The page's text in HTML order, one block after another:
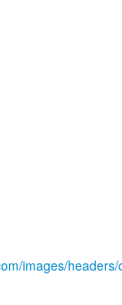
images/